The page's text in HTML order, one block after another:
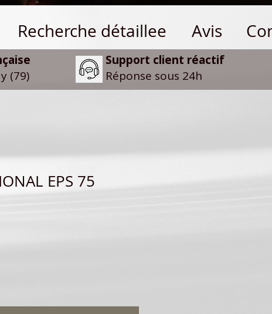
Recherche détaillee Avis
(79)
Support client réactif
Réponse sous 24h
EPS 75